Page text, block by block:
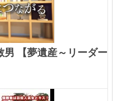
【夢遺産～リーダー